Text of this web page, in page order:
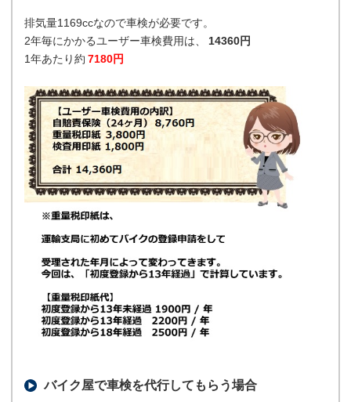
排気量1169ccなので車検が必要です。
2年毎にかかるユーザー車検費用は、
14360円
1年あたり約 7180円
バイク屋で車検を代行してもらう場合